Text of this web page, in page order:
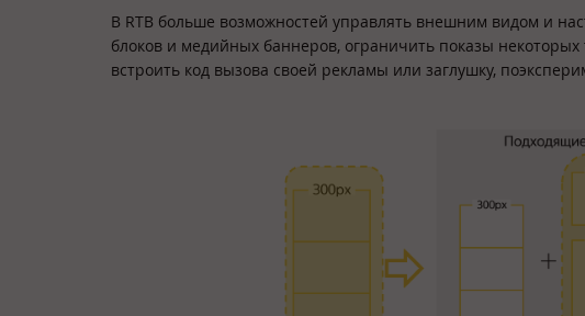
В RTB больше возможностей управлять внешним видом и
блоков и медийных баннеров, ограничить показы
встроить код вызова своей рекламы или заглушку,